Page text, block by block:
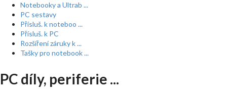
Notebooky a Ultrab ...
PC sestavy
Přísluš. k noteboo ...
Přísluš. k PC
Rozšíření záruky k ...
Tašky pro notebook ...
PC díly, periferie ...